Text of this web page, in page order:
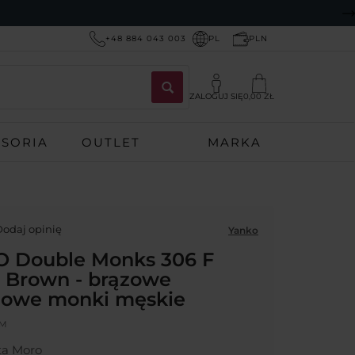
+48 884 043 003 PL PLN
ZALOGUJ SIĘ0,00 ZŁ
OUTLET MARKA
opinię Yanko
Double Monks 306 F
Brown - brązowe
monki męskie
Moro